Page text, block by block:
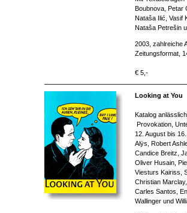
Boubnova, Petar
Nataša Ilić, Vasif
Nataša Petrešin
2003, zahlreiche
Zeitungsformat,
€ 5,-
Looking at You
Katalog
Provokation,
12. August bis
Alÿs, Robert
Candice Breitz,
Oliver Husain,
Viesturs Kairiss,
Christian
Carles Santos,
Wallinger und